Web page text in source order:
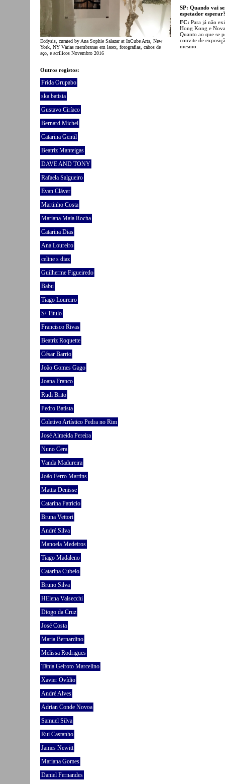
Ecdysis, curated by Ana Sophie Salazar at InCube Arts, New
York, NY Várias membranas em latex, fotografias, cabos de
aço, e acrilicos Novembro 2016
Outros registos:
Frida Orupabo
ska batista
Gustavo Ciríaco
Bernard Michel
Catarina Gentil
Beatriz Manteigas
DAVE AND TONY
Rafaela Salgueiro
Evan Cláver
Martinho Costa
Mariana Maia Rocha
Catarina Dias
Ana Loureiro
celine s diaz
Guilherme Figueiredo
Babu
Tiago Loureiro
S/ Título
Francisco Rivas
Beatriz Roquette
César Barrio
João Gomes Gago
Joana Franco
Rudi Brito
Pedro Batista
Coletivo Artístico Pedra no Rim
José Almeida Pereira
Nuno Cera
Vanda Madureira
João Ferro Martins
Mattia Denisse
Catarina Patrício
Bruna Vettori
André Silva
Manoela Medeiros
Tiago Madaleno
Catarina Cubelo
Bruno Silva
HElena Valsecchi
Diogo da Cruz
José Costa
Maria Bernardino
Melissa Rodrigues
Tânia Geiroto Marcelino
Xavier Ovídio
André Alves
Adrian Conde Novoa
Samuel Silva
Rui Castanho
James Newitt
Mariana Gomes
Daniel Fernandes
SP: Quando vai
espetador
FC: Para já não
Hong Kong e
Quanto ao que se
convite de
mesmo.